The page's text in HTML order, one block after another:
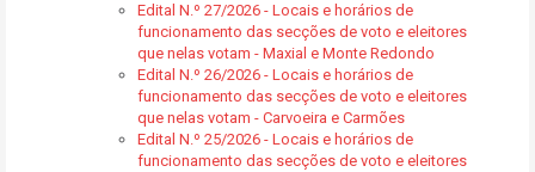
Edital N.º 27/2026 - Locais e horários de
funcionamento das secções de voto e eleitores
que nelas votam - Maxial e Monte Redondo
Edital N.º 26/2026 - Locais e horários de
funcionamento das secções de voto e eleitores
que nelas votam - Carvoeira e Carmões
Edital N.º 25/2026 - Locais e horários de
funcionamento das secções de voto e eleitores